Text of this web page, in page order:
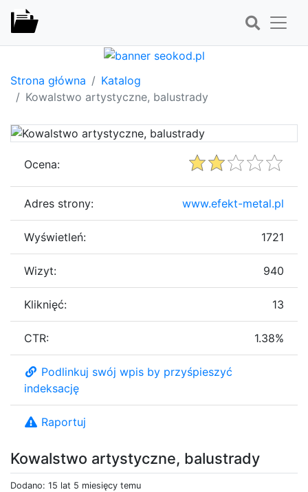
Strona główna
Katalog
Kowalstwo artystyczne, balustrady
Kowalstwo artystyczne, balustrady
Dodano: 15 lat 5 miesięcy temu
Ocena:
Adres strony: www.efekt-metal.pl
Wyświetleń: 1721
Wizyt: 940
Kliknięć: 13
CTR: 1.38%
Podlinkuj swój wpis by przyśpieszyć
indeksację
Raportuj